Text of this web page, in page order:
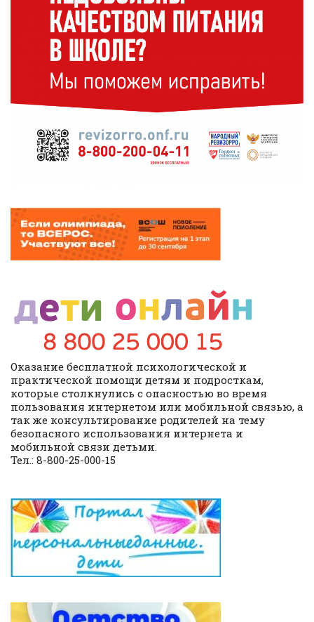
Оказание бесплатной психологической и
практической помощи детям и подросткам,
которые столкнулись с опасностью во время
пользования интернетом или мобильной связью, а
так же консультирование родителей на тему
безопасного использования интернета и
мобильной связи детьми.
Тел.: 8-800-25-000-15